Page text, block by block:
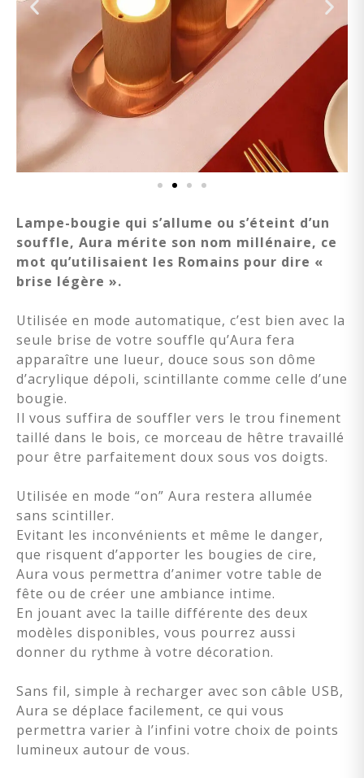
Lampe-bougie qui s’allume ou s’éteint d’un
souffle, Aura mérite son nom millénaire, ce
mot qu’utilisaient les Romains pour dire «
brise légère ».
Utilisée en mode automatique, c’est bien avec la
seule brise de votre souffle qu’Aura fera
apparaître une lueur, douce sous son dôme
d’acrylique dépoli, scintillante comme celle d’une
bougie.
Il vous suffira de souffler vers le trou finement
taillé dans le bois, ce morceau de hêtre travaillé
pour être parfaitement doux sous vos doigts.
Utilisée en mode “on” Aura restera allumée
sans scintiller.
Evitant les inconvénients et même le danger,
que risquent d’apporter les bougies de cire,
Aura vous permettra d’animer votre table de
fête ou de créer une ambiance intime.
En jouant avec la taille différente des deux
modèles disponibles, vous pourrez aussi
donner du rythme à votre décoration.
Sans fil, simple à recharger avec son câble USB,
Aura se déplace facilement, ce qui vous
permettra varier à l’infini votre choix de points
lumineux autour de vous.